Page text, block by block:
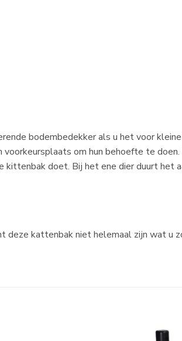
bodembedekker als u het voor
om hun behoefte te
doet. Bij het ene dier duurt het
deze kattenbak niet helemaal zijn wat u